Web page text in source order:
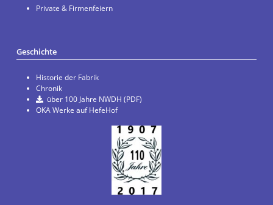
Private & Firmenfeiern
Geschichte
Historie der Fabrik
Chronik
über 100 Jahre NWDH (PDF)
OKA Werke auf HefeHof